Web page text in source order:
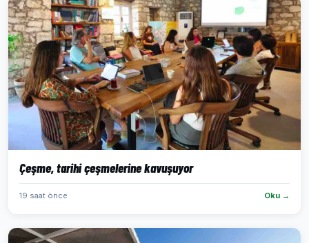
Çeşme, tarihi çeşmelerine kavuşuyor
19 saat önce Oku →